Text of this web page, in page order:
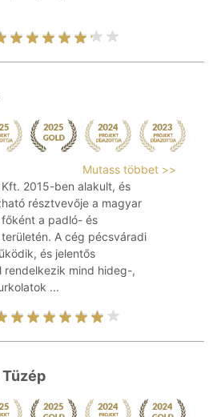
Mutass többet >>
Kft. 2015-ben alakult, és
résztvevője a magyar
a padló- és
A cég pécsváradi
és jelentős
rendelkezik mind hideg-,
...